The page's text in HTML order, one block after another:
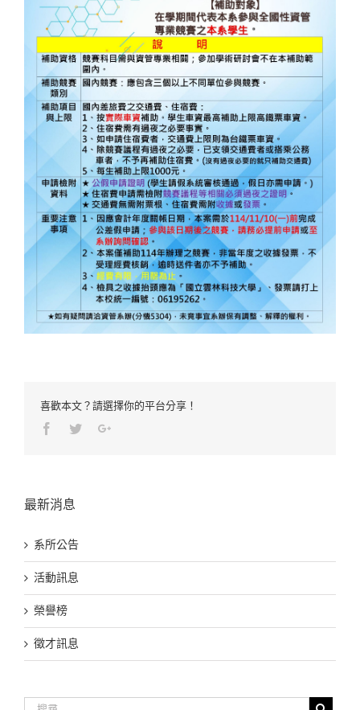
喜歡本文？請選擇你的平台分享！
Facebook
TwitterGoogle+
最新消息
系所公告
活動訊息
榮譽榜
徵才訊息